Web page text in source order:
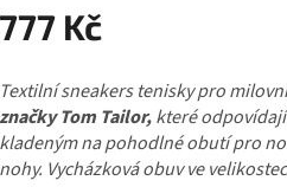
777 Kč
cena:
Textilní sneakers tenisky pro
značky Tom Tailor,které
kladeným na pohodlné obutí pro
nohy. Vycházková obuv ve